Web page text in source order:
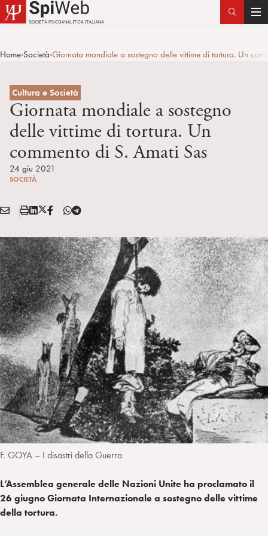
T
g
Home>Società>Giornata mondiale a sostegno delle vittime di tortura. Un
Cultura e Società
Giornata mondiale a sostegno
delle vittime di tortura. Un
commento di S. Amati Sas
24 giu 2021
SOCIETÀ
Condividi:
E
A
I
L
S
a
m
p
a
L
n
k
e
d
i
n
X
T
w
i
t
t
e
r
F
T
l
e
g
r
a
m
F. GOYA – I disastri della Guerra
L’Assemblea generale delle Nazioni Unite ha proclamato il
26 giugno Giornata Internazionale a sostegno delle vittime
della tortura.